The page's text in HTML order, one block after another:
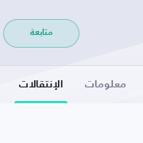
متابعة
معلومات الإنتقالات